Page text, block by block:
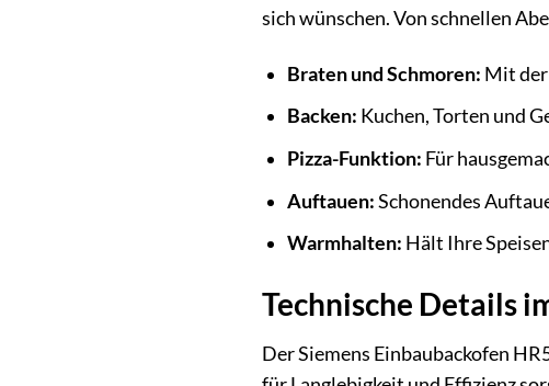
sich wünschen. Von schnellen
Braten und Schmoren: Mit
Backen: Kuchen, Torten und
Pizza-Funktion: Für
Auftauen:Schonendes
Warmhalten: Hält Ihre
Technische Details
Der Siemens Einbaubackofen